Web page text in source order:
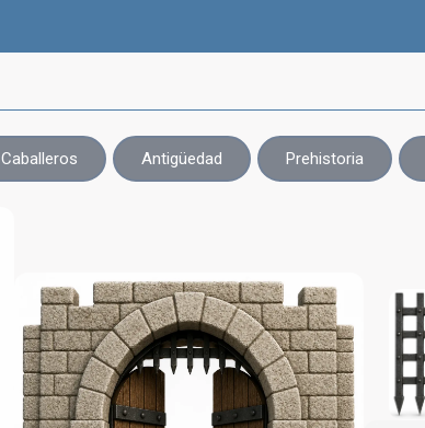
Caballeros Antigüedad Prehistoria